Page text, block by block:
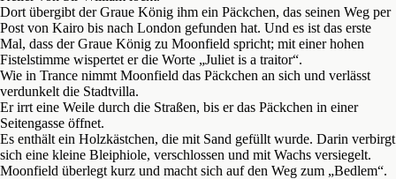
Dort übergibt der Graue König ihm ein Päckchen, das seinen Weg per
Post von Kairo bis nach London gefunden hat. Und es ist das erste
Mal, dass der Graue König zu Moonfield spricht; mit einer hohen
Fistelstimme wispertet er die Worte „Juliet is a traitor“.
Wie in Trance nimmt Moonfield das Päckchen an sich und verlässt
verdunkelt die Stadtvilla.
Er irrt eine Weile durch die Straßen, bis er das Päckchen in einer
Seitengasse öffnet.
Es enthält ein Holzkästchen, die mit Sand gefüllt wurde. Darin verbirgt
sich eine kleine Bleiphiole, verschlossen und mit Wachs versiegelt.
Moonfield überlegt kurz und macht sich auf den Weg zum „Bedlem“.